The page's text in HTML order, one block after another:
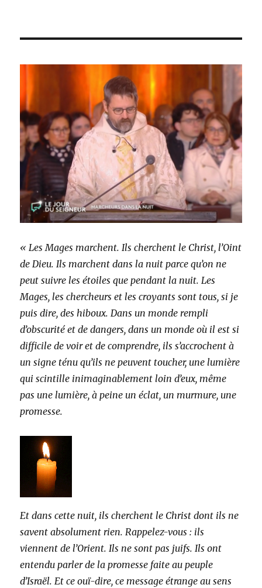
« Les Mages marchent. Ils cherchent le Christ, l’Oint
de Dieu. Ils marchent dans la nuit parce qu’on ne
peut suivre les étoiles que pendant la nuit. Les
Mages, les chercheurs et les croyants sont tous, si je
puis dire, des hiboux. Dans un monde rempli
d’obscurité et de dangers, dans un monde où il est si
difficile de voir et de comprendre, ils s’accrochent à
un signe ténu qu’ils ne peuvent toucher, une lumière
qui scintille inimaginablement loin d’eux, même
pas une lumière, à peine un éclat, un murmure, une
promesse.
Et dans cette nuit, ils cherchent le Christ dont ils ne
savent absolument rien. Rappelez-vous : ils
viennent de l’Orient. Ils ne sont pas juifs. Ils ont
entendu parler de la promesse faite au peuple
d’Israël. Et ce ouï-dire, ce message étrange au sens